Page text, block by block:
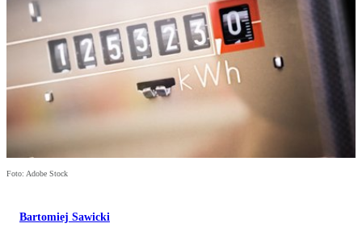
Foto: Adobe Stock
Bartomiej Sawicki